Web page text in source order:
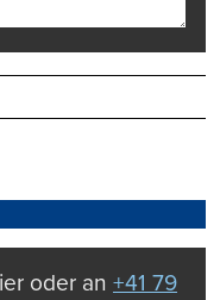
oder an +41 79